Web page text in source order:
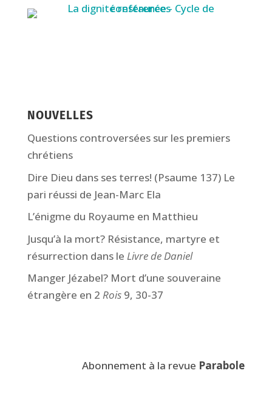
NOUVELLES
Questions controversées sur les premiers
chrétiens
Dire Dieu dans ses terres! (Psaume 137) Le
pari réussi de Jean-Marc Ela
L’énigme du Royaume en Matthieu
Jusqu’à la mort? Résistance, martyre et
résurrection dans le Livre de Daniel
Manger Jézabel? Mort d’une souveraine
étrangère en 2 Rois9, 30-37
Abonnement à la revue Parabole